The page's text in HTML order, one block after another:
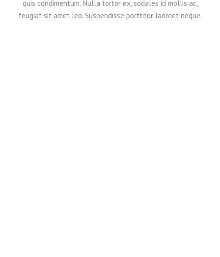
quis condimentum. Nulla tortor ex, sodales id mollis ac,
feugiat sit amet leo. Suspendisse porttitor laoreet neque.